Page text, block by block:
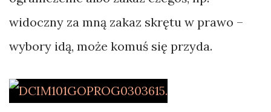
widoczny za mną zakaz skrętu w prawo –
wybory idą, może komuś się przyda.